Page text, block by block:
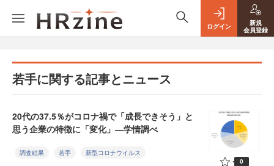
ログイン
新規
会員登録
若手に関する記事とニュース
20代の37.5％がコロナ禍で「成長できそう」と
思う企業の特徴に「変化」―学情調べ
調査結果 若手 新型コロナウイルス
0